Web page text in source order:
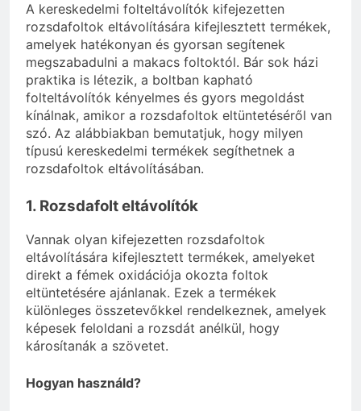
A kereskedelmi folteltávolítók kifejezetten
rozsdafoltok eltávolítására kifejlesztett termékek,
amelyek hatékonyan és gyorsan segítenek
megszabadulni a makacs foltoktól. Bár sok házi
praktika is létezik, a boltban kapható
folteltávolítók kényelmes és gyors megoldást
kínálnak, amikor a rozsdafoltok eltüntetéséről van
szó. Az alábbiakban bemutatjuk, hogy milyen
típusú kereskedelmi termékek segíthetnek a
rozsdafoltok eltávolításában.
1. Rozsdafolt eltávolítók
Vannak olyan kifejezetten rozsdafoltok
eltávolítására kifejlesztett termékek, amelyeket
direkt a fémek oxidációja okozta foltok
eltüntetésére ajánlanak. Ezek a termékek
különleges összetevőkkel rendelkeznek, amelyek
képesek feloldani a rozsdát anélkül, hogy
károsítanák a szövetet.
Hogyan használd?